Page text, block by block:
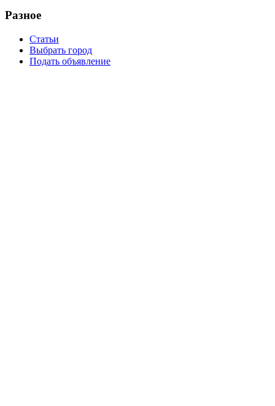
Разное
Статьи
Выбрать город
Подать объявление